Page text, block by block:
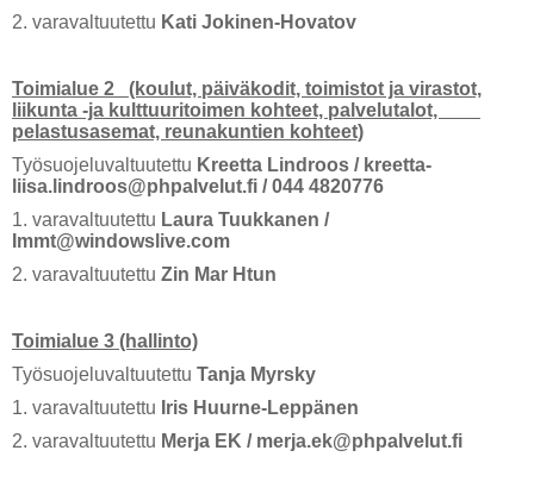
2. varavaltuutettu Kati Jokinen-Hovatov
Toimialue 2 (koulut, päiväkodit, toimistot ja virastot,
liikunta -ja kulttuuritoimen kohteet, palvelutalot,
pelastusasemat, reunakuntien kohteet)
Työsuojeluvaltuutettu Kreetta Lindroos / kreetta-
liisa.lindroos@phpalvelut.fi / 044 4820776
1. varavaltuutettu Laura Tuukkanen /
Immt@windowslive.com
2. varavaltuutettu Zin Mar Htun
Toimialue 3 (hallinto)
Työsuojeluvaltuutettu Tanja Myrsky
1. varavaltuutettu Iris Huurne-Leppänen
2. varavaltuutettu Merja EK / merja.ek@phpalvelut.fi